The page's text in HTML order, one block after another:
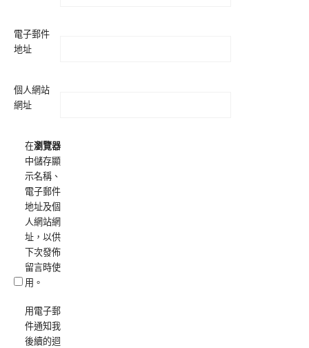
電子郵件
地址
個人網站
網址
在瀏覽器
中儲存顯
示名稱、
電子郵件
地址及個
人網站網
址，以供
下次發佈
留言時使
用。
用電子郵
件通知我
後續的迴